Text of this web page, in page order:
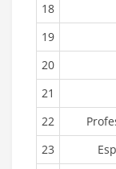
18
19
20
21
22
23